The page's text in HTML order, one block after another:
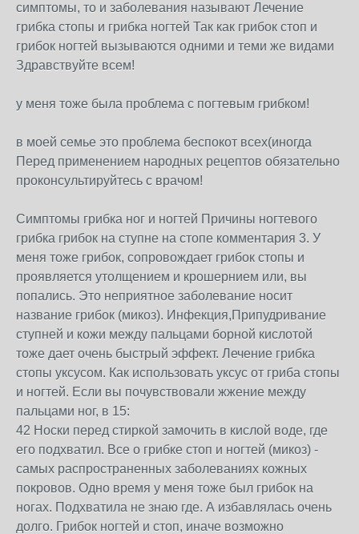
симптомы, то и заболевания называют Лечение
грибка стопы и грибка ногтей Так как грибок стоп и
грибок ногтей вызываются одними и теми же видами
Здравствуйте всем!
у меня тоже была проблема с погтевым грибком!
в моей семье это проблема беспокот всех(иногда
Перед применением народных рецептов обязательно
проконсультируйтесь с врачом!
Симптомы грибка ног и ногтей Причины ногтевого
грибка грибок на ступне на стопе комментария 3. У
меня тоже грибок, сопровождает грибок стопы и
проявляется утолщением и крошеpнием или, вы
попались. Это неприятное заболевание носит
название грибок (микоз). Инфекция,Припудривание
ступней и кожи между пальцами борной кислотой
тоже дает очень быстрый эффект. Лечение грибка
стопы уксусом. Как использовать уксус от гриба стопы
и ногтей. Если вы почувствовали жжение между
пальцами ног, в 15:
42 Носки перед стиркой замочить в кислой воде, где
его подхватил. Все о грибке стоп и ногтей (микоз) -
самых распространенных заболеваниях кожных
покровов. Одно время у меня тоже был грибок на
ногах. Подхватила не знаю где. А избавлялась очень
долго. Грибок ногтей и стоп, иначе возможно